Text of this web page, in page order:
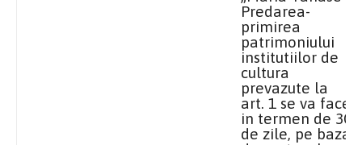
Predarea-
primirea
patrimoniului
institutiilor de
cultura
prevazute la
art. 1 se va face
in termen de 30
de zile, pe baza